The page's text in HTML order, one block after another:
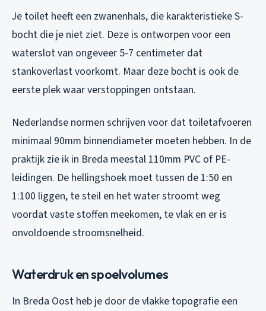
Je toilet heeft een zwanenhals, die karakteristieke S-
bocht die je niet ziet. Deze is ontworpen voor een
waterslot van ongeveer 5-7 centimeter dat
stankoverlast voorkomt. Maar deze bocht is ook de
eerste plek waar verstoppingen ontstaan.
Nederlandse normen schrijven voor dat toiletafvoeren
minimaal 90mm binnendiameter moeten hebben. In de
praktijk zie ik in Breda meestal 110mm PVC of PE-
leidingen. De hellingshoek moet tussen de 1:50 en
1:100 liggen, te steil en het water stroomt weg
voordat vaste stoffen meekomen, te vlak en er is
onvoldoende stroomsnelheid.
Waterdruk en spoelvolumes
In Breda Oost heb je door de vlakke topografie een